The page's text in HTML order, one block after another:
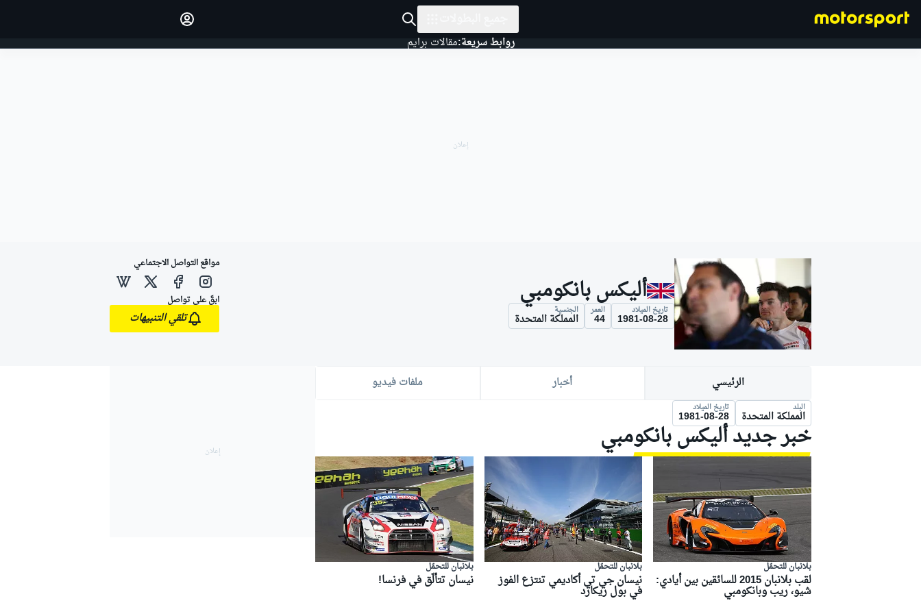
موتو جي بي
فورمولا إي
تسجيل الدخول
روابط سريعة:مقالات برايم
أليكس بانكومبي
تاريخ الميلاد
1981-08-28
العمر
44
الجنسية
المملكة المتحدة
مواقع التواصل الاجتماعي
ابقَ على تواصل
تلقي التنبيهات
الرئيسي أخبار ملفات فيديو
البلد
المملكة المتحدة
تاريخ الميلاد
1981-08-28
خبر جديد أليكس بانكومبي
بلانبان للتحمّل
لقب بلانبان 2015 للسائقين بين أيادي:
شيو، ريب وبانكومبي
بلانبان للتحمّل
نيسان جي تي أكاديمي تنتزع الفوز
في بول ريكارد
بلانبان للتحمّل
نيسان تتألّق في فرنسا!